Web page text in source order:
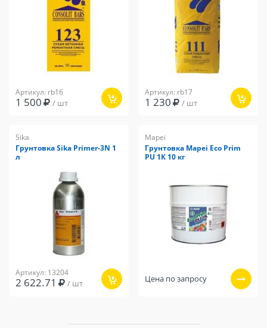
Артикул: rb16
1 500 / шт
Артикул: rb17
1 230 / шт
Sika
Грунтовка Sika Primer-3N 1
л
Артикул: 13204
2 622.71 / шт
Mapei
Грунтовка Mapei Eco Prim
PU 1К 10 кг
Цена по запросу